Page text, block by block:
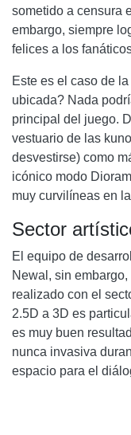
sometido a censura
embargo, siempre
felices a los
Este es el caso de
ubicada? Nada
principal del juego.
vestuario de las
desvestirse) como
icónico modo
muy curvilíneas en
Sector
El equipo de
Newal, sin
realizado con el
2.5D a 3D es
es muy buen
nunca invasiva
espacio para el